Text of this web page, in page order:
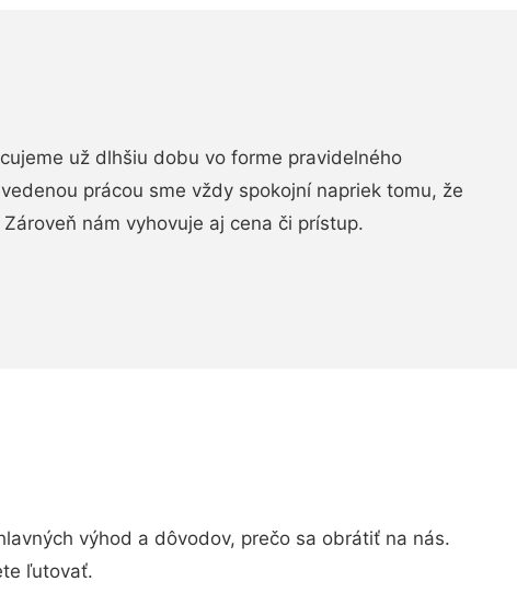
už dlhšiu dobu vo forme pravidelného
prácou sme vždy spokojní napriek tomu, že
nám vyhovuje aj cena či prístup.
výhod a dôvodov, prečo sa obrátiť na nás.
ľutovať.